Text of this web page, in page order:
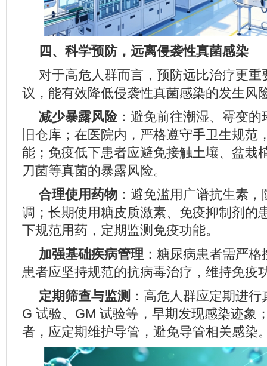
四、科学预防，远离侵袭性真菌感染
对于高危人群而言，预防远比治疗更重
议，能有效降低侵袭性真菌感染的发生风
减少暴露风险：避免前往潮湿、霉变的
旧仓库；在医院内，严格遵守手卫生规范
能；免疫低下患者应避免接触土壤、盆栽
刀菌等真菌的暴露风险。
合理使用药物 ：避免滥用广谱抗生素
调；长期使用糖皮质激素、免疫抑制剂的
下规范用药，定期监测免疫功能。
加强基础疾病管理 ：糖尿病患者需严
患者应坚持规范的抗病毒治疗，维持免疫
定期筛查与监测 ：高危人群应定期进
G 试验、GM 试验等，早期发现感染迹象
者，应定期维护导管，避免导管相关感染